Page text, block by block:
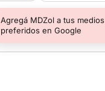
Agregá MDZol a tus medios
preferidos en Google